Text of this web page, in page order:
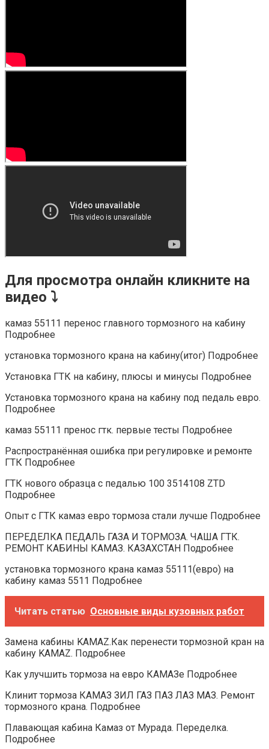
Для просмотра онлайн кликните на
видео ⤵
камаз 55111 перенос главного тормозного на кабину
Подробнее
установка тормозного крана на кабину(итог) Подробнее
Установка ГТК на кабину, плюсы и минусы Подробнее
Установка тормозного крана на кабину под педаль евро.
Подробнее
камаз 55111 пренос гтк. первые тесты Подробнее
Распространённая ошибка при регулировке и ремонте
ГТК Подробнее
ГТК нового образца с педалью 100 3514108 ZTD
Подробнее
Опыт с ГТК камаз евро тормоза стали лучше Подробнее
ПЕРЕДЕЛКА ПЕДАЛЬ ГАЗА И ТОРМОЗА. ЧАША ГТК.
РЕМОНТ КАБИНЫ КАМАЗ. КАЗАХСТАН Подробнее
установка тормозного крана камаз 55111(евро) на
кабину камаз 5511 Подробнее
Читать статью Основные виды кузовных работ
Замена кабины KAMAZ.Как перенести тормозной кран на
кабину KAMAZ. Подробнее
Как улучшить тормоза на евро КАМАЗе Подробнее
Клинит тормоза КАМАЗ ЗИЛ ГАЗ ПАЗ ЛАЗ МАЗ. Ремонт
тормозного крана. Подробнее
Плавающая кабина Камаз от Мурада. Переделка.
Подробнее